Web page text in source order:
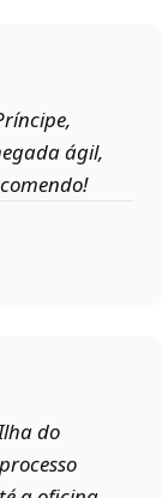
ágil,
do